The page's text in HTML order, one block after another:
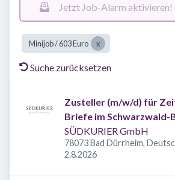
Jetzt Job-Alarm aktivieren!
Minijob / 603 Euro
Suche zurücksetzen
Zusteller (m/w/d) für
Briefe im Schwarzwald-
SÜDKURIER GmbH
78073 Bad Dürrheim,
Veröffentlicht
2.8.2026